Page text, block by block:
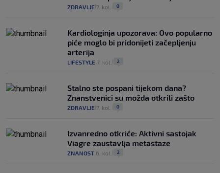
ZDRAVLJE 7. kol. 0
Kardiologinja upozorava: Ovo popularno
piće moglo bi pridonijeti začepljenju
arterija
LIFESTYLE 7. kol. 2
Stalno ste pospani tijekom dana?
Znanstvenici su možda otkrili zašto
ZDRAVLJE 7. kol. 0
Izvanredno otkriće: Aktivni sastojak
Viagre zaustavlja metastaze
ZNANOST 6. kol. 2